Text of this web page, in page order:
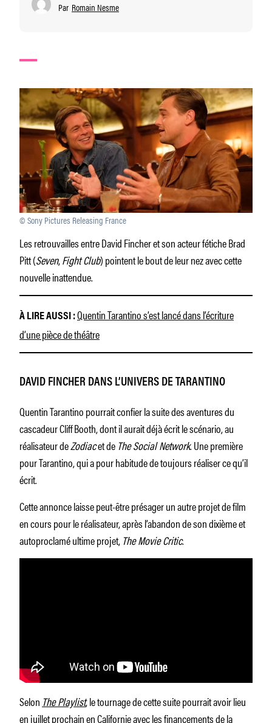
Par Romain Nesme
© Sony Pictures Releasing France
Les retrouvailles entre David Fincher et son acteur fétiche Brad
Pitt (Seven,Fight Club) pointent le bout de leur nez avec cette
nouvelle inattendue.
À LIRE AUSSI :Quentin Tarantino s’est lancé dans l’écriture
d’une pièce de théâtre
DAVID FINCHER DANS L’UNIVERS DE TARANTINO
Quentin Tarantino pourrait confier la suite des aventures du
cascadeur Cliff Booth, dont il aurait déjà écrit le scénario, au
réalisateur deZodiacet de The Social Network. Une première
pour Tarantino, qui a pour habitude de toujours réaliser ce qu’il
écrit.
Cette annonce laisse peut-être présager un autre projet de film
en cours pour le réalisateur, après l’abandon de son dixième et
autoproclamé ultime projet, The Movie Critic.
Selon The Playlist, le tournage de cette suite pourrait avoir lieu
en juillet prochain en Californie avec les financements de la